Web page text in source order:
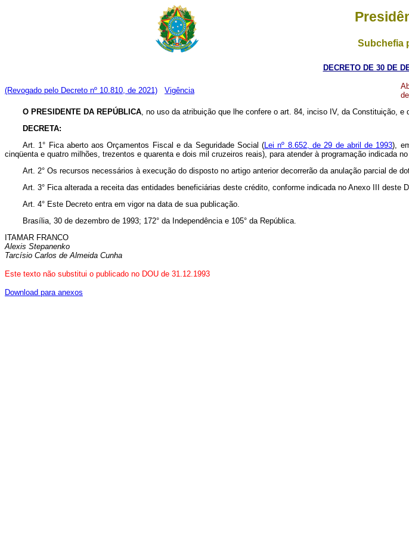
Subchefia
DECRETO DE 30 DE
(Revogado pelo Decreto nº 10.810, de 2021) Vigência
O PRESIDENTE DA REPÚBLICA, no uso da atribuição que lhe confere o art. 84, inciso IV, da Constituição,
DECRETA:
Art. 1° Fica aberto aos Orçamentos Fiscal e da Seguridade Social (Lei nº 8.652, de 29 de abril de 1993),
cinqüenta e quatro milhões, trezentos e quarenta e dois mil cruzeiros reais), para atender à programação indicada
Art. 2° Os recursos necessários à execução do disposto no artigo anterior decorrerão da anulação parcial de
Art. 3° Fica alterada a receita das entidades beneficiárias deste crédito, conforme indicada no Anexo III deste
Art. 4° Este Decreto entra em vigor na data de sua publicação.
Brasília, 30 de dezembro de 1993; 172° da Independência e 105° da República.
ITAMAR FRANCO
Alexis Stepanenko
Tarcísio Carlos de Almeida Cunha
Este texto não substitui o publicado no DOU de 31.12.1993
Download para anexos